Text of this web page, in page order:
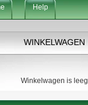
Help
WINKELWAGEN
Winkelwagen is leeg